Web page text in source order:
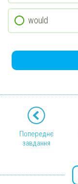
would
Попереднє
завдання